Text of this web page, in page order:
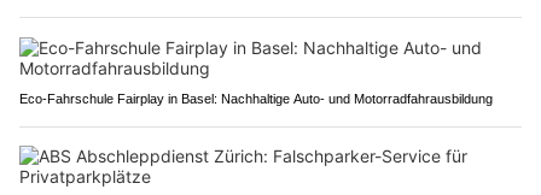
Eco-Fahrschule Fairplay in Basel: Nachhaltige Auto- und Motorradfahrausbildung